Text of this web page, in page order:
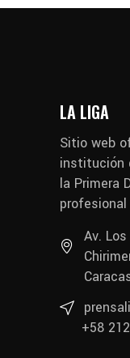
LA LIGA
Sitio web
institución
la Primera
profesional
Av.
+58